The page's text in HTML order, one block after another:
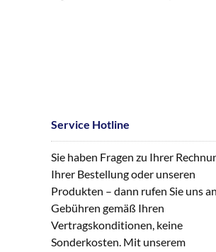
Service Hotline
Sie haben Fragen zu Ihrer
Ihrer Bestellung oder unseren
Produkten – dann rufen Sie uns
Gebühren gemäß Ihren
Vertragskonditionen, keine
Sonderkosten. Mit unserem